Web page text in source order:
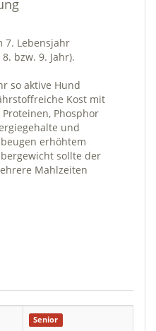
7. Lebensjahr
bzw. 9. Jahr).
so aktive Hund
Kost mit
Phosphor
und
erhöhtem
sollte der
Mahlzeiten
Senior